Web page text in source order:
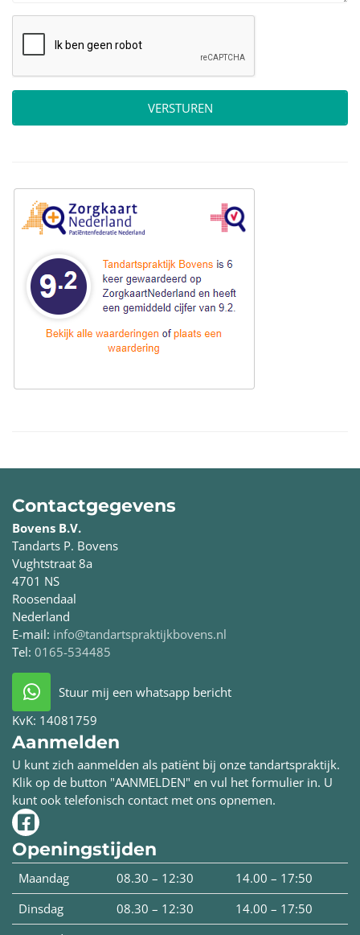
VERSTUREN
Contactgegevens
Bovens B.V.
Tandarts P. Bovens
Vughtstraat 8a
4701 NS
Roosendaal
Nederland
E-mail: info@tandartspraktijkbovens.nl
Tel: 0165-534485
Stuur mij een whatsapp bericht
KvK: 14081759
Aanmelden
U kunt zich aanmelden als patiënt bij onze tandartspraktijk.
Klik op de button "AANMELDEN" en vul het formulier in. U
kunt ook telefonisch contact met ons opnemen.
Openingstijden
Maandag 08.30 – 12:30
14.00 – 17:50
Dinsdag
08.30 – 12:30
14.00 – 17:50